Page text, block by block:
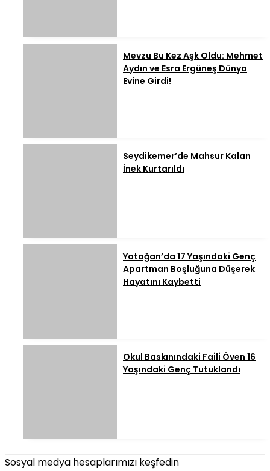
Mevzu Bu Kez Aşk Oldu: Mehmet
Aydın ve Esra Ergüneş Dünya
Evine Girdi!
Seydikemer’de Mahsur Kalan
İnek Kurtarıldı
Yatağan’da 17 Yaşındaki Genç
Apartman Boşluğuna Düşerek
Hayatını Kaybetti
Okul Baskınındaki Faili Öven 16
Yaşındaki Genç Tutuklandı
Sosyal medya hesaplarımızı keşfedin